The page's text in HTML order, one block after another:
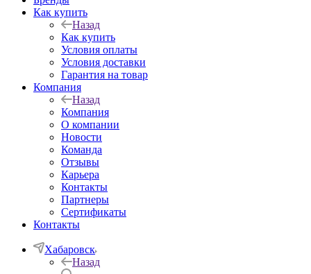
Как купить
Назад
Как купить
Условия оплаты
Условия доставки
Гарантия на товар
Компания
Назад
Компания
О компании
Новости
Команда
Отзывы
Карьера
Контакты
Партнеры
Сертификаты
Контакты
Хабаровск
Назад